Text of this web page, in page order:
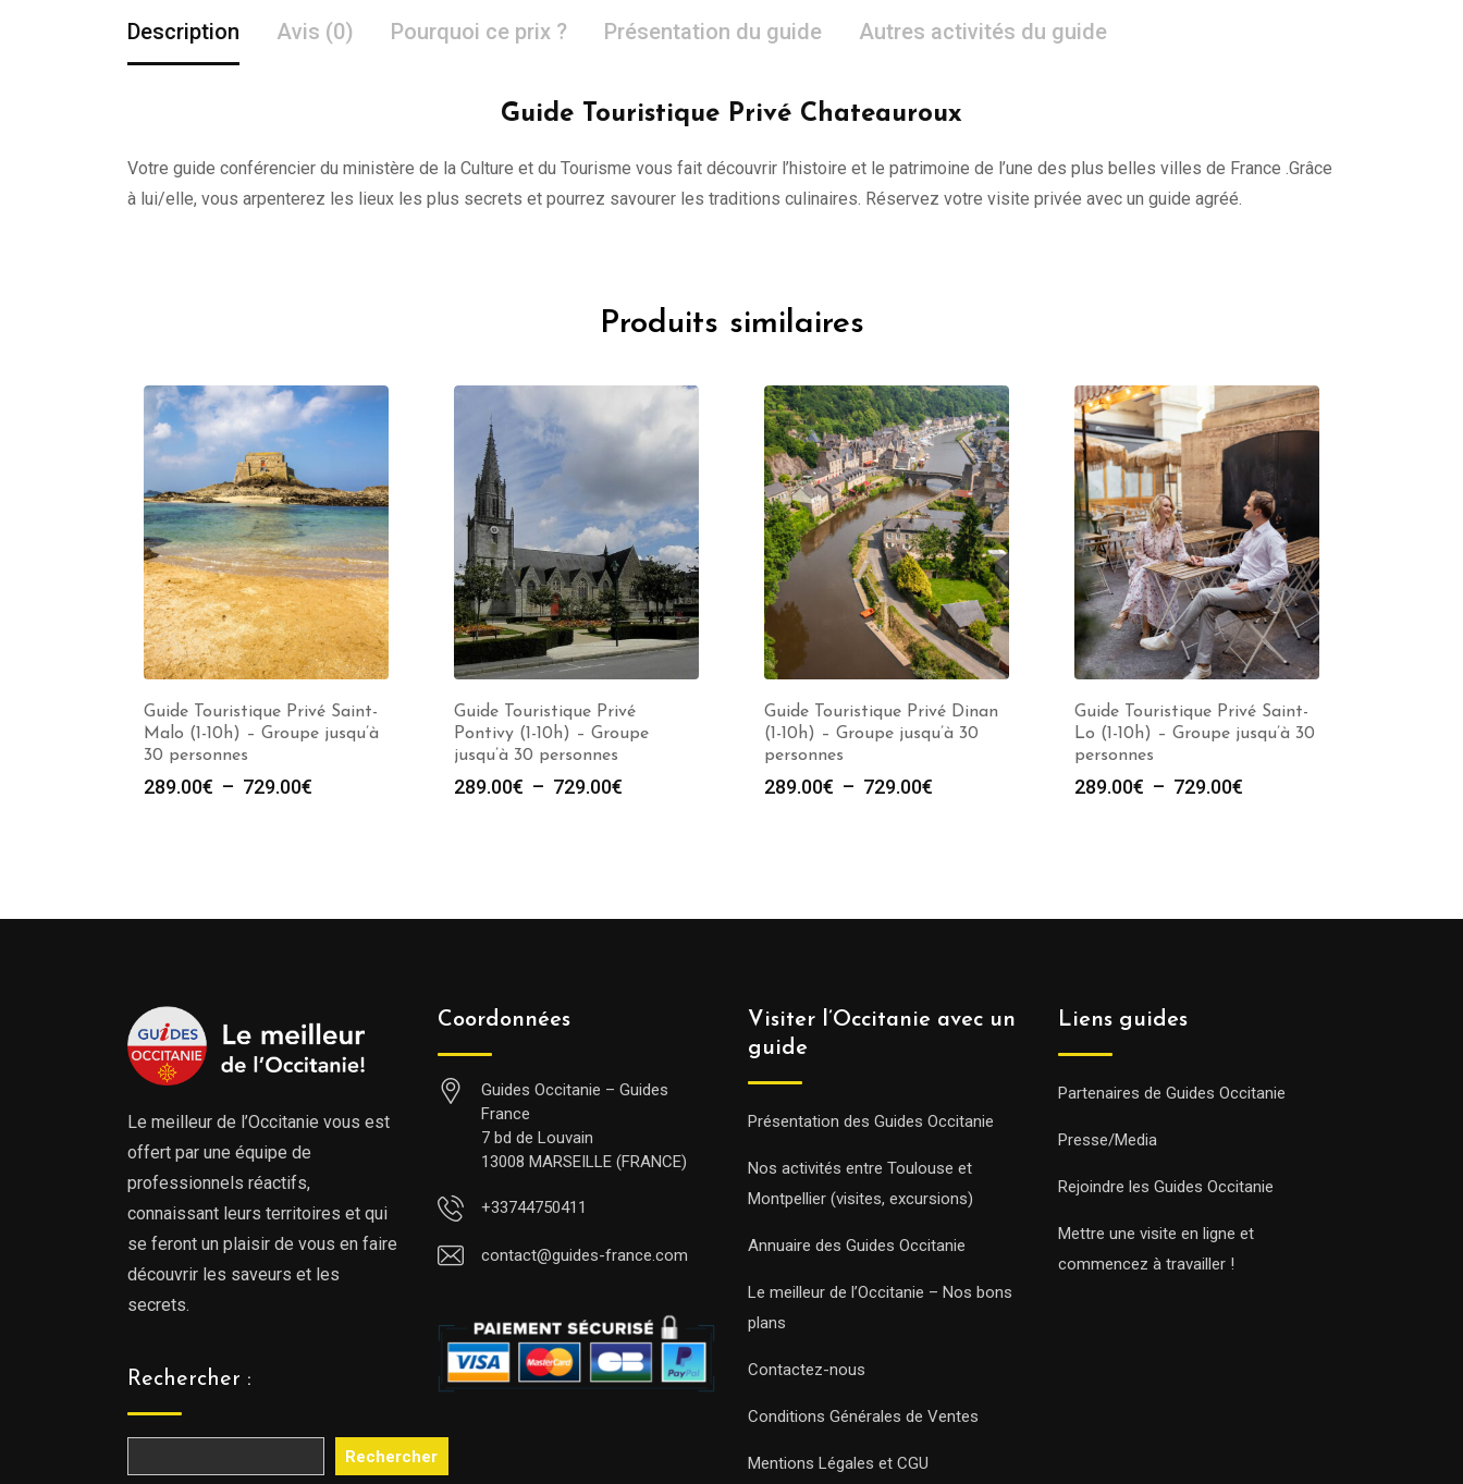
Description Avis (0) Pourquoi ce prix ? Présentation du guide Autres activités du guide
Guide Touristique Privé Chateauroux
Votre guide conférencier du ministère de la Culture et du Tourisme vous fait découvrir l’histoire et le patrimoine de l’une des plus belles villes de France .Grâce
à lui/elle, vous arpenterez les lieux les plus secrets et pourrez savourer les traditions culinaires. Réservez votre visite privée avec un guide agréé.
Produits similaires
Guide Touristique Privé Saint-
Malo (1-10h) – Groupe jusqu’à
30 personnes
289.00€ – 729.00€
Guide Touristique Privé
Pontivy (1-10h) – Groupe
jusqu’à 30 personnes
289.00€ – 729.00€
Guide Touristique Privé Dinan
(1-10h) – Groupe jusqu’à 30
personnes
289.00€ – 729.00€
Guide Touristique Privé Saint-
Lo (1-10h) – Groupe jusqu’à 30
personnes
289.00€ – 729.00€
Le meilleur de l’Occitanie vous est
offert par une équipe de
professionnels réactifs,
connaissant leurs territoires et qui
se feront un plaisir de vous en faire
découvrir les saveurs et les
secrets.
Rechercher :
Rechercher
Coordonnées
Guides Occitanie – Guides
France
7 bd de Louvain
13008 MARSEILLE (FRANCE)
+33744750411
contact@guides-france.com
Visiter l’Occitanie avec un
guide
Présentation des Guides Occitanie
Nos activités entre Toulouse et
Montpellier (visites, excursions)
Annuaire des Guides Occitanie
Le meilleur de l’Occitanie – Nos bons
plans
Contactez-nous
Conditions Générales de Ventes
Mentions Légales et CGU
Liens guides
Partenaires de Guides Occitanie
Presse/Media
Rejoindre les Guides Occitanie
Mettre une visite en ligne et
commencez à travailler !